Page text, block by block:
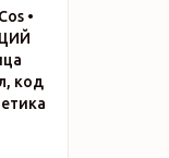
•
код